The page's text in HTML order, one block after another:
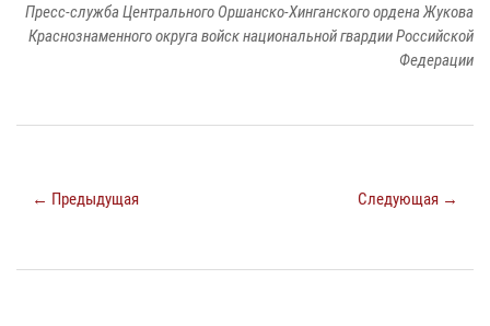
Пресс-служба Центрального Оршанско-Хинганского ордена Жукова
Краснознаменного округа войск национальной гвардии Российской
Федерации
← Предыдущая Следующая →